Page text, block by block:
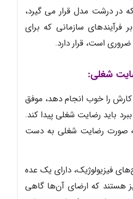
در درشت مدل قرار می گیرد،
فرآیندهای سازمانی که برای
است، قرار دارد.
شغلی:
را خوب انجام دهد، موفق
باید رضایت شغلی پیدا کند.
صورت رضایت شغلی به دست
فیزیولوژیک، دارای یک عده
هستند که ارضای آن‌ها گاهی